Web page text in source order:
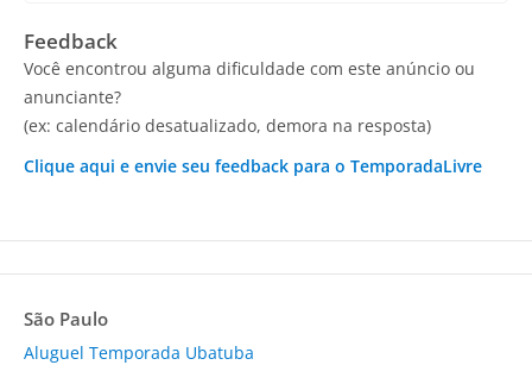
Feedback
Você encontrou alguma dificuldade com este anúncio ou
anunciante?
(ex: calendário desatualizado, demora na resposta)
Clique aqui e envie seu feedback para o TemporadaLivre
São Paulo
Aluguel Temporada Ubatuba